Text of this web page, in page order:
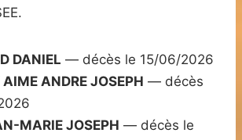
DANIEL — décès le 15/06/2026
ANDRE JOSEPH — décès
MARIE JOSEPH — décès le